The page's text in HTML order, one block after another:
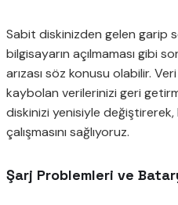
Sabit diskinizden gelen garip
bilgisayarın açılmaması gibi
arızası söz konusu olabilir.
kaybolan verilerinizi geri
diskinizi yenisiyle değiştirerek,
çalışmasını sağlıyoruz.
Şarj Problemleri ve